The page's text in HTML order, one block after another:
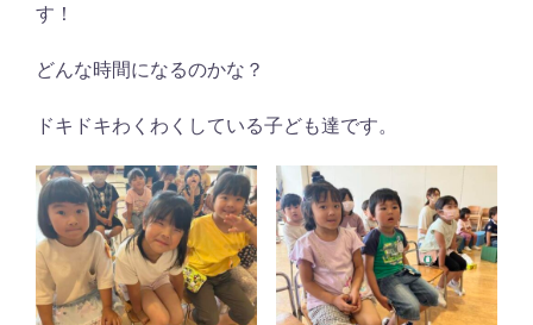
す！
どんな時間になるのかな？
ドキドキわくわくしている子ども達です。